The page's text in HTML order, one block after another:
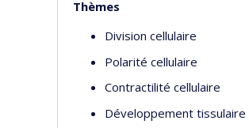
Thèmes
Division cellulaire
Polarité cellulaire
Contractilité cellulaire
Développement tissulaire